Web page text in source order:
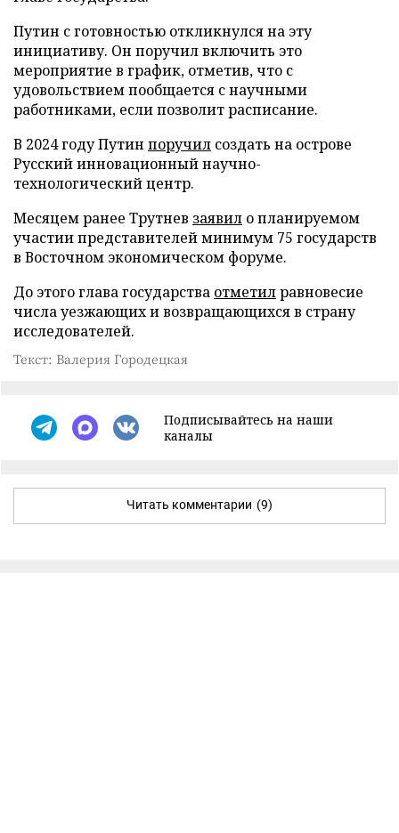
Путин с готовностью откликнулся на эту
инициативу. Он поручил включить это
мероприятие в график, отметив, что с
удовольствием пообщается с научными
работниками, если позволит расписание.
В 2024 году Путин поручил создать на острове
Русский инновационный научно-
технологический центр.
Месяцем ранее Трутнев заявил о планируемом
участии представителей минимум 75 государств
в Восточном экономическом форуме.
До этого глава государства отметилравновесие
числа уезжающих и возвращающихся в страну
исследователей.
Текст: Валерия Городецкая
Подписывайтесь на наши
каналы
Читать комментарии (9)